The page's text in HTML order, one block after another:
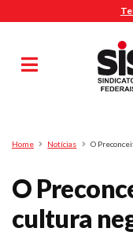
Pesquisa
Home Notícias O
O
cultura
MENU
Sindicalize-se
Diretoria
O Sindicato
Agenda